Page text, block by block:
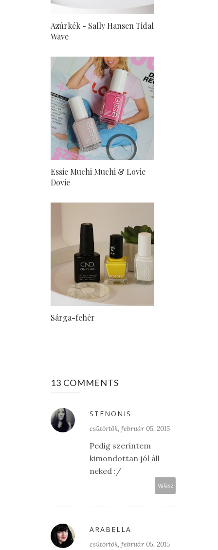
Azúrkék - Sally Hansen Tidal
Wave
Essie Muchi Muchi & Lovie
Dovie
Sárga-fehér
13 COMMENTS
STENONIS
csütörtök, február 05, 2015
Pedig szerintem
kimondottan jól áll
neked :/
Válasz
ARABELLA
csütörtök, február 05, 2015